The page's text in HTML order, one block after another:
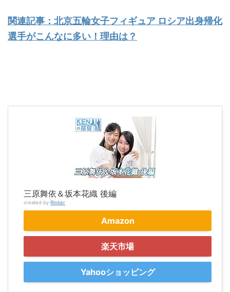
関連記事：北京五輪女子フィギュア ロシア出身帰化
選手がこんなに多い！理由は？
三原舞依＆坂本花織 後編
created by Rinker
Amazon
楽天市場
Yahooショッピング